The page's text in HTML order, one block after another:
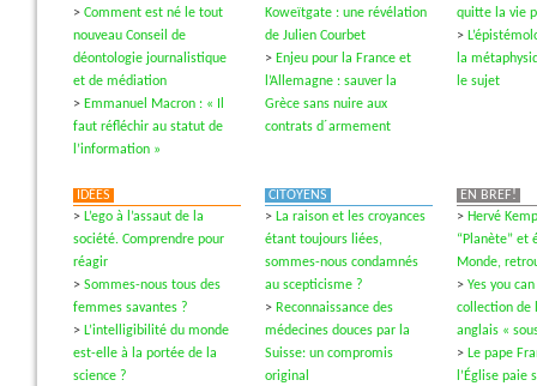
> Comment est né le tout
nouveau Conseil de
déontologie journalistique
et de médiation
> Emmanuel Macron : « Il
faut réfléchir au statut de
l’information »
Koweïtgate : une révélation
de Julien Courbet
> Enjeu pour la France et
l’Allemagne : sauver la
Grèce sans nuire aux
contrats d´armement
quitte la vie
>
la
le sujet
IDÉES
> L’ego à l’assaut de la
société. Comprendre pour
réagir
> Sommes-nous tous des
femmes savantes ?
> L’intelligibilité du monde
est-elle à la portée de la
science ?
CITOYENS
> La raison et les croyances
étant toujours liées,
sommes-nous condamnés
au scepticisme ?
> Reconnaissance des
médecines douces par la
Suisse: un compromis
original
EN BREF!
> Hervé
“Planète” et
Monde,
> Yes you
collection de
anglais «
> Le pape
l’Église paie